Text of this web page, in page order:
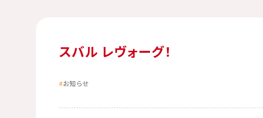
スバル レヴォーグ！
お知らせ